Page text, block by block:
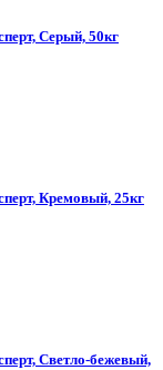
Серый, 50кг
Кремовый, 25кг
Светло-бежевый,